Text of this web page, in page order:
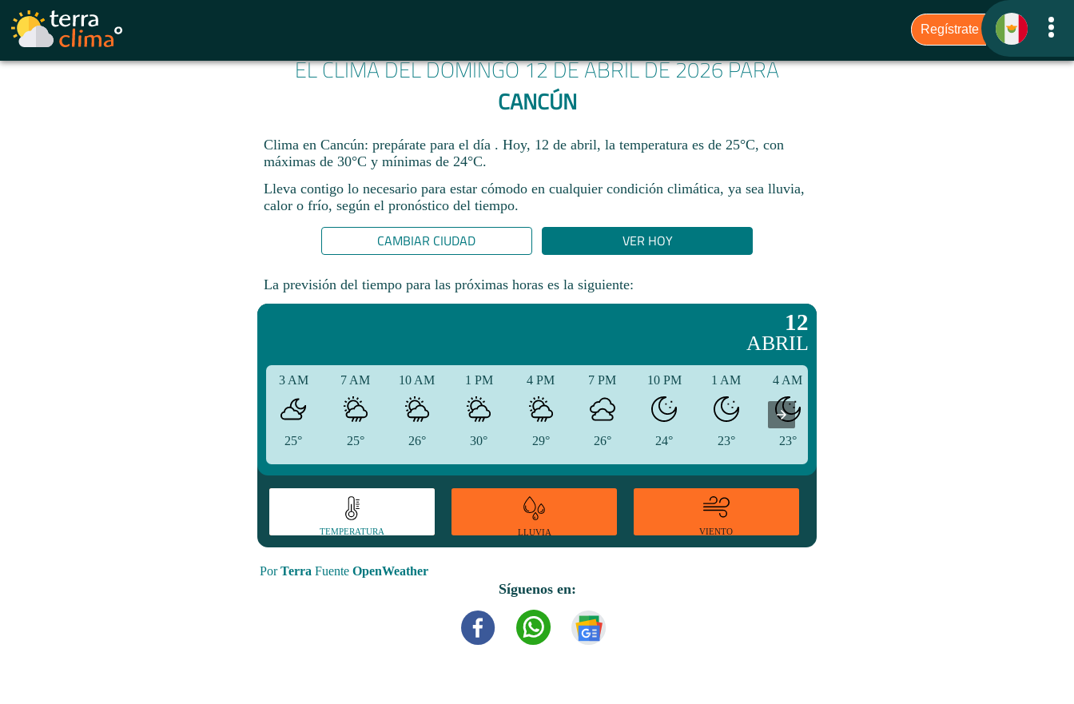
EL CLIMA DEL DOMINGO 12 DE ABRIL DE 2026 PARA
CANCÚN
Clima en Cancún: prepárate para el día . Hoy, 12 de abril, la temperatura es de 25°C, con
máximas de 30°C y mínimas de 24°C.
Lleva contigo lo necesario para estar cómodo en cualquier condición climática, ya sea lluvia,
calor o frío, según el pronóstico del tiempo.
CAMBIAR CIUDAD VER HOY
La previsión del tiempo para las próximas horas es la siguiente:
12
ABRIL
3 AM
25°
7 AM
25°
10 AM
26°
1 PM
30°
4 PM
29°
7 PM
26°
10 PM
24°
1 AM
23°
4 AM
23°
TEMPERATURA LLUVIA VIENTO
PorTerra Fuente OpenWeather
Síguenos en: